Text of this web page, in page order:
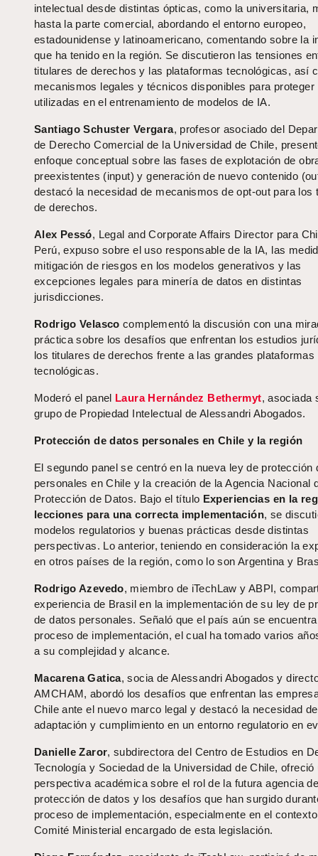
intelectual desde distintas ópticas, como la universitaria,
hasta la parte comercial, abordando el entorno europeo,
estadounidense y latinoamericano, comentando sobre la
que ha tenido en la región. Se discutieron las tensiones
titulares de derechos y las plataformas tecnológicas, así
mecanismos legales y técnicos disponibles para proteger
utilizadas en el entrenamiento de modelos de IA.
Santiago Schuster Vergara, profesor asociado del
de Derecho Comercial de la Universidad de Chile,
enfoque conceptual sobre las fases de explotación de
preexistentes (input) y generación de nuevo contenido
destacó la necesidad de mecanismos de opt-out para los
de derechos.
Alex Pessó, Legal and Corporate Affairs Director para
Perú, expuso sobre el uso responsable de la IA, las
mitigación de riesgos en los modelos generativos y las
excepciones legales para minería de datos en distintas
jurisdicciones.
Rodrigo Velasco complementó la discusión con una
práctica sobre los desafíos que enfrentan los estudios
los titulares de derechos frente a las grandes plataformas
tecnológicas.
Moderó el panel Laura Hernández Bethermyt, asociada
grupo de Propiedad Intelectual de Alessandri Abogados.
Protección de datos personales en Chile y la región
El segundo panel se centró en la nueva ley de protección
personales en Chile y la creación de la Agencia Nacional
Protección de Datos. Bajo el título Experiencias en la
lecciones para una correcta implementación, se
modelos regulatorios y buenas prácticas desde distintas
perspectivas. Lo anterior, teniendo en consideración la
en otros países de la región, como lo son Argentina y
Rodrigo Azevedo, miembro de iTechLaw y ABPI,
experiencia de Brasil en la implementación de su ley de
de datos personales. Señaló que el país aún se
proceso de implementación, el cual ha tomado varios
a su complejidad y alcance.
Macarena Gatica, socia de Alessandri Abogados y
AMCHAM, abordó los desafíos que enfrentan las
Chile ante el nuevo marco legal y destacó la necesidad de
adaptación y cumplimiento en un entorno regulatorio en
Danielle Zaror, subdirectora del Centro de Estudios en
Tecnología y Sociedad de la Universidad de Chile, ofreció
perspectiva académica sobre el rol de la futura agencia
protección de datos y los desafíos que han surgido
proceso de implementación, especialmente en el
Comité Ministerial encargado de esta legislación.